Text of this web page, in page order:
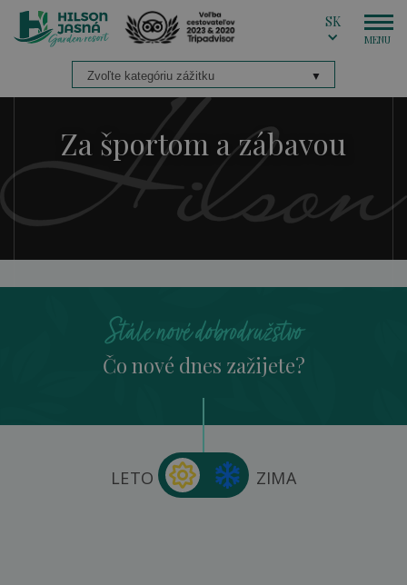
SK
Za športom a zábavou
Stále nové dobrodružstvo
Čo nové dnes zažijete?
LETO ZIMA